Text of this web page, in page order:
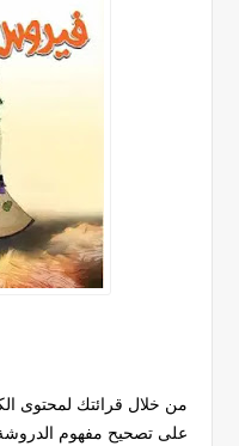
من خلال قرائتك لمحتوى
على تصحيح مفهوم